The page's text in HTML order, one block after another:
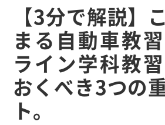
【3分で解説】
まる自動車教
ライン学科教
おくべき3つの
ト。